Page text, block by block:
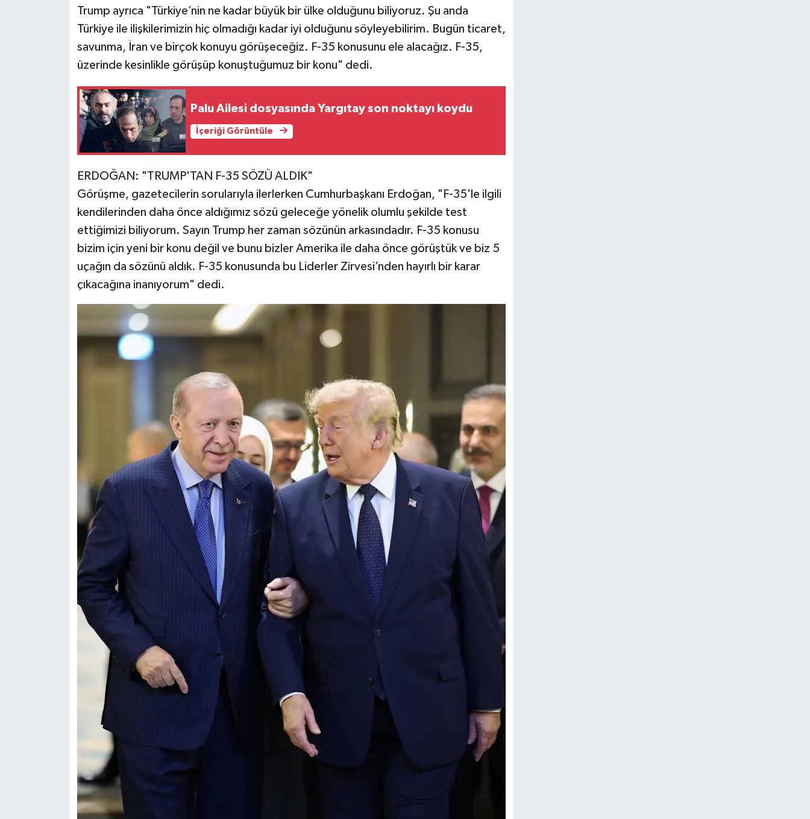
Trump ayrıca "Türkiye’nin ne kadar büyük bir ülke olduğunu biliyoruz. Şu anda
Türkiye ile ilişkilerimizin hiç olmadığı kadar iyi olduğunu söyleyebilirim. Bugün ticaret,
savunma, İran ve birçok konuyu görüşeceğiz. F-35 konusunu ele alacağız. F-35,
üzerinde kesinlikle görüşüp konuştuğumuz bir konu" dedi.
Palu Ailesi dosyasında Yargıtay son noktayı koydu
İçeriği Görüntüle
ERDOĞAN: "TRUMP'TAN F-35 SÖZÜ ALDIK"
Görüşme, gazetecilerin sorularıyla ilerlerken Cumhurbaşkanı Erdoğan, "F-35'le ilgili
kendilerinden daha önce aldığımız sözü geleceğe yönelik olumlu şekilde test
ettiğimizi biliyorum. Sayın Trump her zaman sözünün arkasındadır. F-35 konusu
bizim için yeni bir konu değil ve bunu bizler Amerika ile daha önce görüştük ve biz 5
uçağın da sözünü aldık. F-35 konusunda bu Liderler Zirvesi’nden hayırlı bir karar
çıkacağına inanıyorum" dedi.